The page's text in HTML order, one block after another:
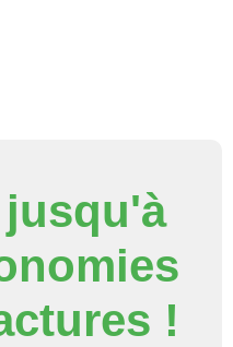
jusqu'à
!